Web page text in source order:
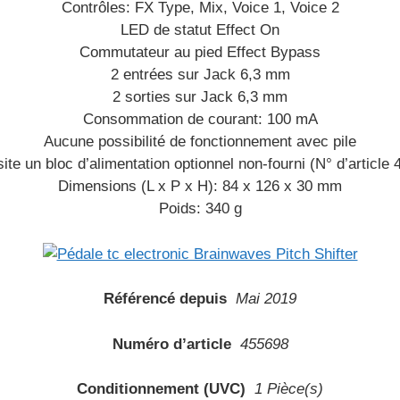
Contrôles: FX Type, Mix, Voice 1, Voice 2
LED de statut Effect On
Commutateur au pied Effect Bypass
2 entrées sur Jack 6,3 mm
2 sorties sur Jack 6,3 mm
Consommation de courant: 100 mA
Aucune possibilité de fonctionnement avec pile
un bloc d’alimentation optionnel non-fourni (N° d’article
Dimensions (L x P x H): 84 x 126 x 30 mm
Poids: 340 g
Référencé depuis Mai 2019
Numéro d’article 455698
Conditionnement (UVC) 1 Pièce(s)